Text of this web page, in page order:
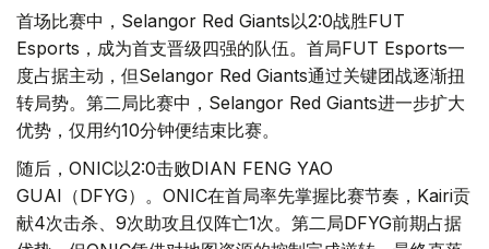
首场比赛中，Selangor Red Giants以2:0战胜FUT
Esports，成为首支晋级四强的队伍。首局FUT Esports一
度占据主动，但Selangor Red Giants通过关键团战逐渐扭
转局势。第二局比赛中，Selangor Red Giants进一步扩大
优势，仅用约10分钟便结束比赛。
随后，ONIC以2:0击败DIAN FENG YAO
GUAI（DFYG）。ONIC在首局率先掌握比赛节奏，Kairi贡
献4次击杀、9次助攻且仅阵亡1次。第二局DFYG前期占据